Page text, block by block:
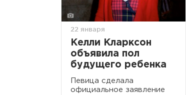
22 января
Келли Кларксон
объявила пол
будущего ребенка
Певица сделала
официальное заявление